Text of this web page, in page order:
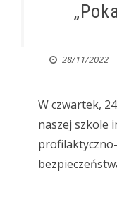
28/11/2022
W czwartek,
naszej szkole